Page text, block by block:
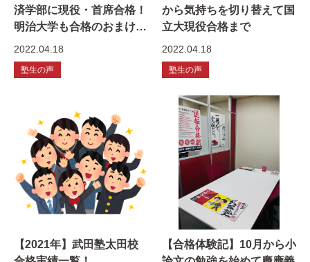
済学部に現役・首席合格！
明治大学も合格のおまけ付
き！
2022.04.18
塾生の声
から気持ちを切り替えて国
立大現役合格まで
2022.04.18
塾生の声
【2021年】武田塾太田校
【合格体験記】10月から小